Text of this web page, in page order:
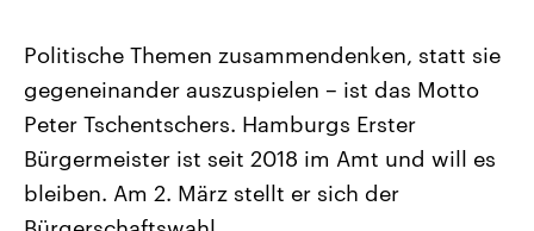
Landtagswahl Sachsen-Anhalt
2026
Alle Informationen
Sachsen-Anhalt wählt am 6.
September 2026 einen neuen
Landtag. Seit 2021 wird das
Bundesland von einer Koalition aus
Aktuelle Beiträge,
Hintergründe
Wirtschaftlich und
gehören die Vereinigten
den mächtigsten Ländern
Politische Themen zusammendenken, statt sie
gegeneinander auszuspielen – ist das Motto
Peter Tschentschers. Hamburgs Erster
Bürgermeister ist seit 2018 im Amt und will es
bleiben. Am 2. März stellt er sich der